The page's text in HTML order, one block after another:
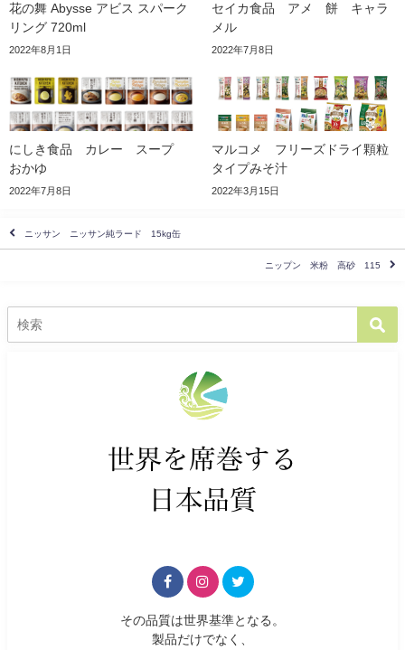
花の舞 Abysse アビス スパーク
リング 720ml
2022年8月1日
セイカ食品 アメ 餅 キャラ
メル
2022年7月8日
にしき食品 カレー スープ
おかゆ
2022年7月8日
マルコメ フリーズドライ顆粒
タイプみそ汁
2022年3月15日
ニッサン ニッサン純ラード 15kg缶
ニップン 米粉 高砂 115
その品質は世界基準となる。
製品だけでなく、